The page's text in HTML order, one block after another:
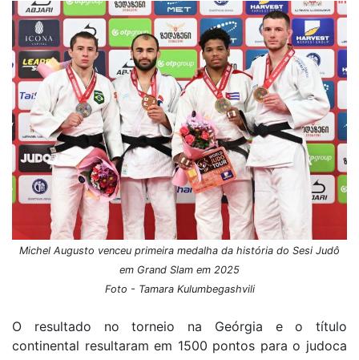
Michel Augusto venceu primeira medalha da história do Sesi Judô
em Grand Slam em 2025
Foto - Tamara Kulumbegashvili
O resultado no torneio na Geórgia e o título
continental resultaram em 1500 pontos para o judoca